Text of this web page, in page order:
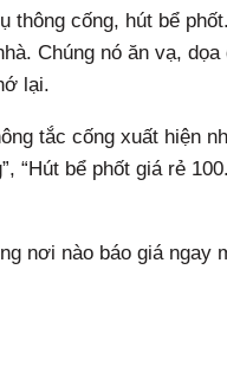
cống, hút bể
Chúng nó ăn vạ,
lại.
tắc cống xuất hiện
bể phốt giá rẻ
nơi nào báo giá ngay